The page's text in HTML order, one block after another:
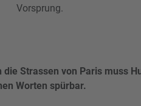
Vorsprung.
Strassen von Paris muss
Worten spürbar.